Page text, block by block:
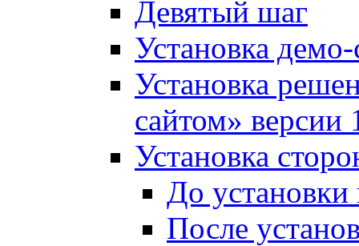
Девятый шаг
Установка
Установка
сайтом»
Установка
До установки
После